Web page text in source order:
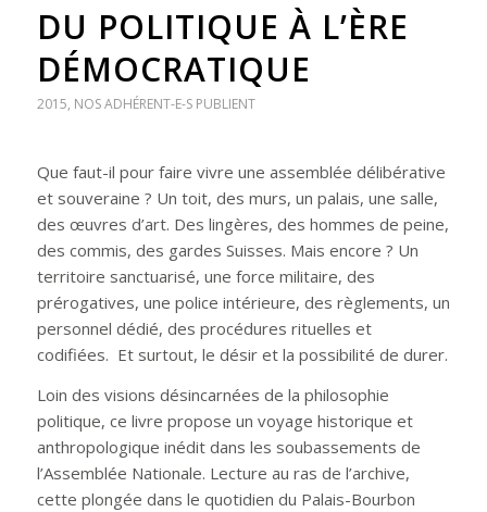
DU POLITIQUE À L’ÈRE
DÉMOCRATIQUE
2015, NOS ADHÉRENT-E-S PUBLIENT
Que faut-il pour faire vivre une assemblée délibérative
et souveraine ? Un toit, des murs, un palais, une salle,
des œuvres d’art. Des lingères, des hommes de peine,
des commis, des gardes Suisses. Mais encore ? Un
territoire sanctuarisé, une force militaire, des
prérogatives, une police intérieure, des règlements, un
personnel dédié, des procédures rituelles et
codifiées. Et surtout, le désir et la possibilité de durer.
Loin des visions désincarnées de la philosophie
politique, ce livre propose un voyage historique et
anthropologique inédit dans les soubassements de
l’Assemblée Nationale. Lecture au ras de l’archive,
cette plongée dans le quotidien du Palais-Bourbon